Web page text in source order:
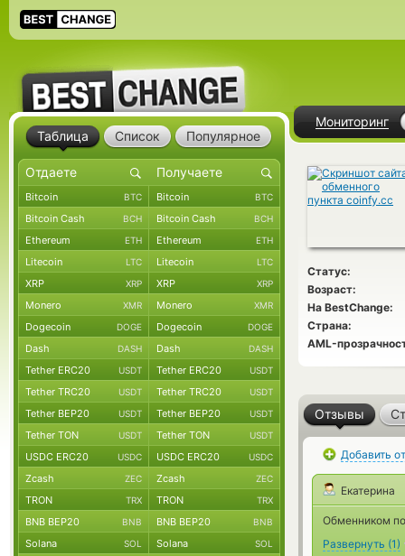
Мониторинг
Статус:
Возраст:
На BestChange:
Страна:
AML-
Отзывы
Добавить
Екатерина
Обменником
Развернуть (1)
Таблица Список Популярное
Bitcoin BTC Bitcoin BTC
Bitcoin Cash BCH Bitcoin Cash BCH
Ethereum ETH Ethereum ETH
Litecoin LTC Litecoin LTC
XRP XRP XRP XRP
Monero XMR Monero XMR
Dogecoin DOGE Dogecoin DOGE
Dash DASH Dash DASH
Tether ERC20 USDT Tether ERC20 USDT
Tether TRC20 USDT Tether TRC20 USDT
Tether BEP20 USDT Tether BEP20 USDT
Tether TON USDT Tether TON USDT
USDC ERC20 USDC USDC ERC20 USDC
Zcash ZEC Zcash ZEC
TRON TRX TRON TRX
BNB BEP20 BNB BNB BEP20 BNB
Solana SOL Solana SOL